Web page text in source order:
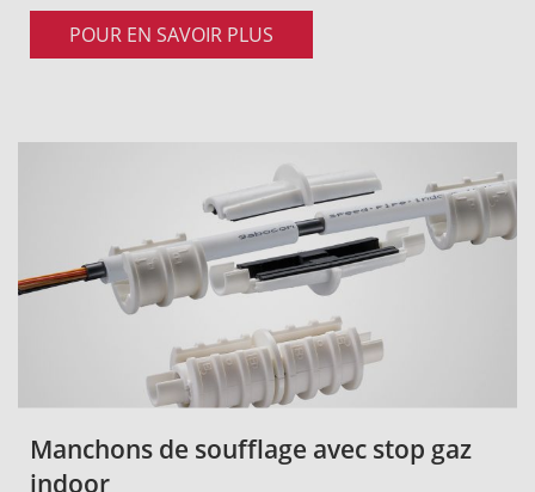
POUR EN SAVOIR PLUS
Manchons de soufflage avec stop gaz
indoor